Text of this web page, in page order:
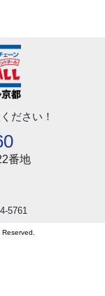
ださい！
番地
5761